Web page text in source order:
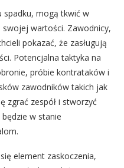
spadku, mogą tkwić w
wartości. Zawodnicy,
pokazać, że zasługują
Potencjalna taktyka na
próbie kontrataków i
zawodników takich jak
zgrać zespół i stworzyć
w stanie
element zaskoczenia,